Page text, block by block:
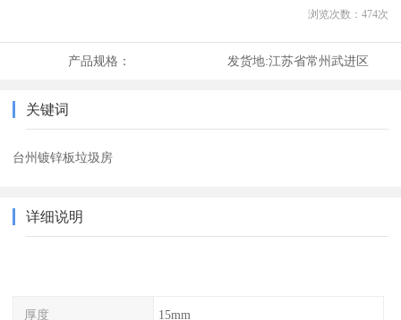
浏览次数： 474次
产品规格： 发货地:江苏省常州武进区
关键词
台州镀锌板垃圾房
详细说明
厚度 15mm